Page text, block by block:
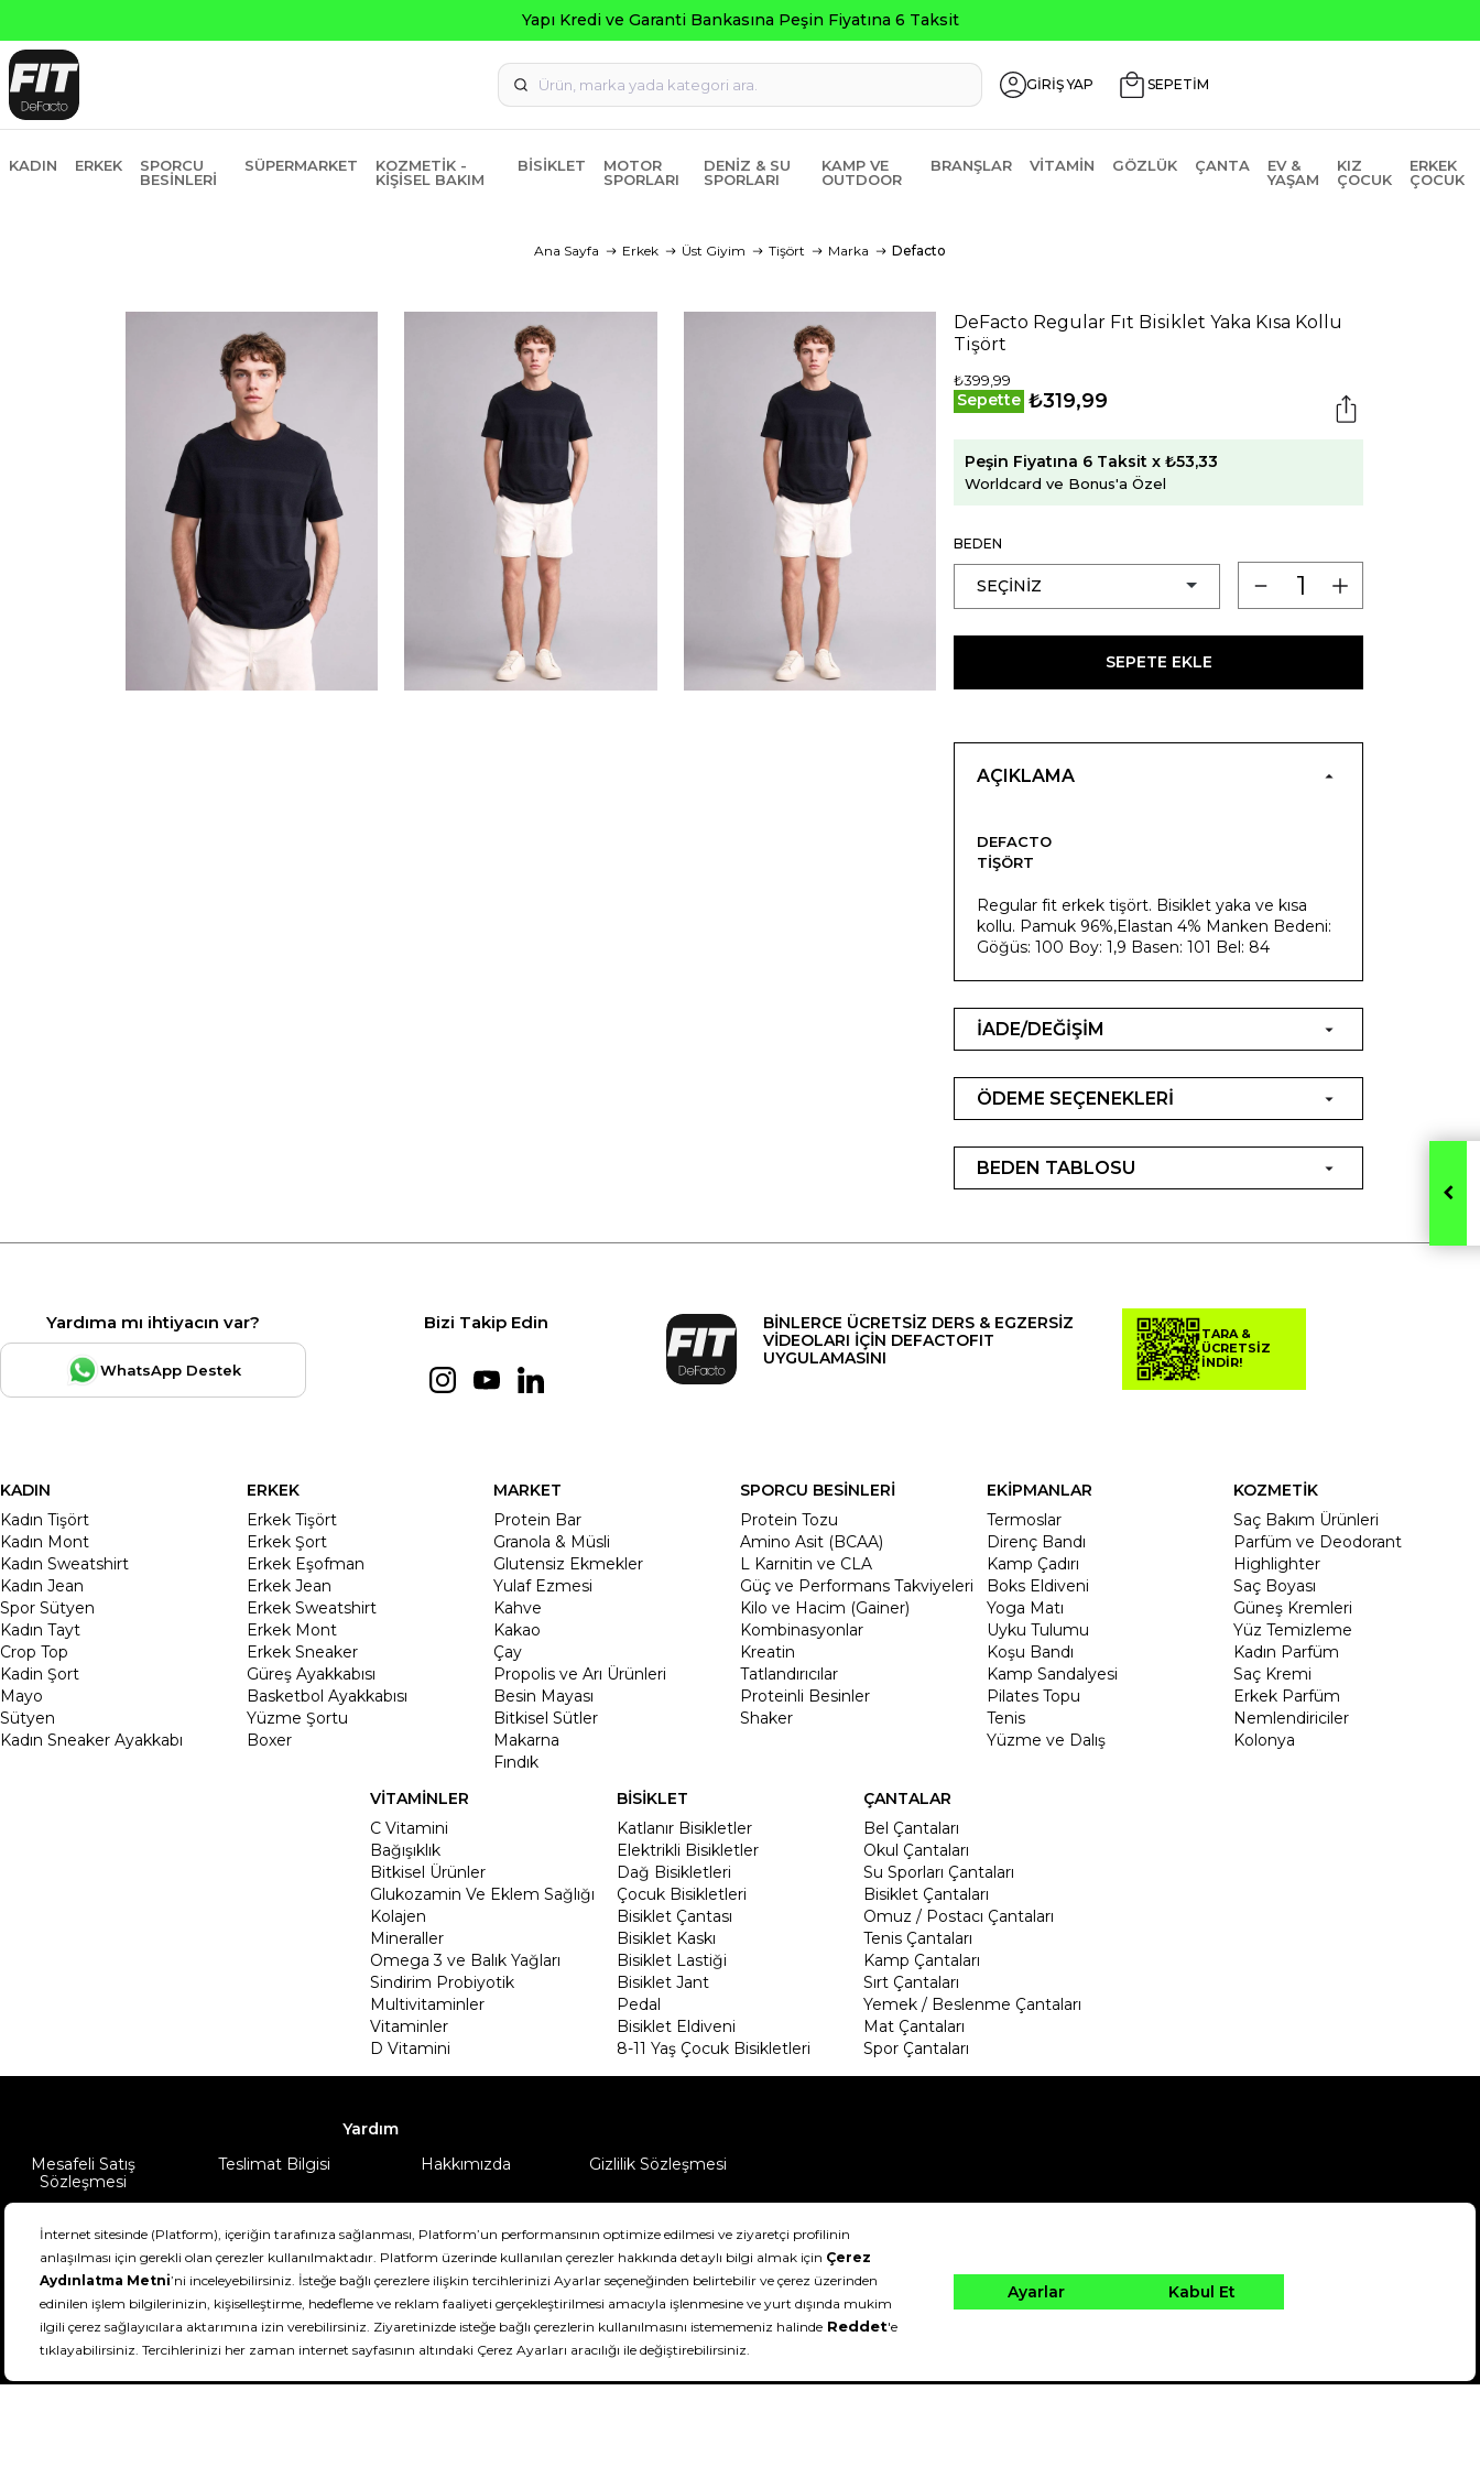
Yapı Kredi ve Garanti Bankasına Peşin Fiyatına 6 Taksit
GİRİŞ YAP SEPETİM
KADIN ERKEK
SPORCU
BESINLERI
SÜPERMARKET
KOZMETIK -
KIŞISEL BAKIM
BISIKLET
MOTOR
SPORLARI
DENIZ & SU
SPORLARI
KAMP VE
OUTDOOR
BRANŞLAR VITAMIN GÖZLÜK ÇANTA
EV &
YAŞAM
KIZ
ÇOCUK
ERKEK
ÇOCUK
Ana Sayfa Erkek Üst Giyim Tişört Marka Defacto
DeFacto Regular Fıt Bisiklet Yaka Kısa Kollu
Tişört
₺399,99
Sepette ₺319,99
Peşin Fiyatına 6 Taksit x ₺53,33
Worldcard ve Bonus'a Özel
BEDEN
SEPETE EKLE
AÇIKLAMA
DEFACTO
TIŞÖRT
Regular fit erkek tişört. Bisiklet yaka ve kısa
kollu. Pamuk 96%,Elastan 4% Manken Bedeni:
Göğüs: 100 Boy: 1,9 Basen: 101 Bel: 84
İADE/DEĞİŞİM
ÖDEME SEÇENEKLERİ
BEDEN TABLOSU
Yardıma mı ihtiyacın var?
WhatsApp Destek
Bizi Takip Edin
BİNLERCE ÜCRETSİZ DERS & EGZERSİZ
VİDEOLARI İÇİN DEFACTOFIT
UYGULAMASINI
TARA &
ÜCRETSİZ
İNDİR!
KADIN
Kadın Tişört
Kadın Mont
Kadın Sweatshirt
Kadın Jean
Spor Sütyen
Kadın Tayt
Crop Top
Kadin Şort
Mayo
Sütyen
Kadın Sneaker Ayakkabı
ERKEK
Erkek Tişört
Erkek Şort
Erkek Eşofman
Erkek Jean
Erkek Sweatshirt
Erkek Mont
Erkek Sneaker
Güreş Ayakkabısı
Basketbol Ayakkabısı
Yüzme Şortu
Boxer
MARKET
Protein Bar
Granola & Müsli
Glutensiz Ekmekler
Yulaf Ezmesi
Kahve
Kakao
Çay
Propolis ve Arı Ürünleri
Besin Mayası
Bitkisel Sütler
Makarna
Fındık
SPORCU BESİNLERİ
Protein Tozu
Amino Asit (BCAA)
L Karnitin ve CLA
Güç ve Performans Takviyeleri
Kilo ve Hacim (Gainer)
Kombinasyonlar
Kreatin
Tatlandırıcılar
Proteinli Besinler
Shaker
EKİPMANLAR
Termoslar
Direnç Bandı
Kamp Çadırı
Boks Eldiveni
Yoga Matı
Uyku Tulumu
Koşu Bandı
Kamp Sandalyesi
Pilates Topu
Tenis
Yüzme ve Dalış
KOZMETİK
Saç Bakım Ürünleri
Parfüm ve Deodorant
Highlighter
Saç Boyası
Güneş Kremleri
Yüz Temizleme
Kadın Parfüm
Saç Kremi
Erkek Parfüm
Nemlendiriciler
Kolonya
VİTAMİNLER
C Vitamini
Bağışıklık
Bitkisel Ürünler
Glukozamin Ve Eklem Sağlığı
Kolajen
Mineraller
Omega 3 ve Balık Yağları
Sindirim Probiyotik
Multivitaminler
Vitaminler
D Vitamini
BİSİKLET
Katlanır Bisikletler
Elektrikli Bisikletler
Dağ Bisikletleri
Çocuk Bisikletleri
Bisiklet Çantası
Bisiklet Kaskı
Bisiklet Lastiği
Bisiklet Jant
Pedal
Bisiklet Eldiveni
8-11 Yaş Çocuk Bisikletleri
ÇANTALAR
Bel Çantaları
Okul Çantaları
Su Sporları Çantaları
Bisiklet Çantaları
Omuz / Postacı Çantaları
Tenis Çantaları
Kamp Çantaları
Sırt Çantaları
Yemek / Beslenme Çantaları
Mat Çantaları
Spor Çantaları
Yardım
Mesafeli Satış
Sözleşmesi
Teslimat Bilgisi Hakkımızda Gizlilik Sözleşmesi
DeFactoFIT ©️ 2022-2026. Tüm hakları saklıdır.